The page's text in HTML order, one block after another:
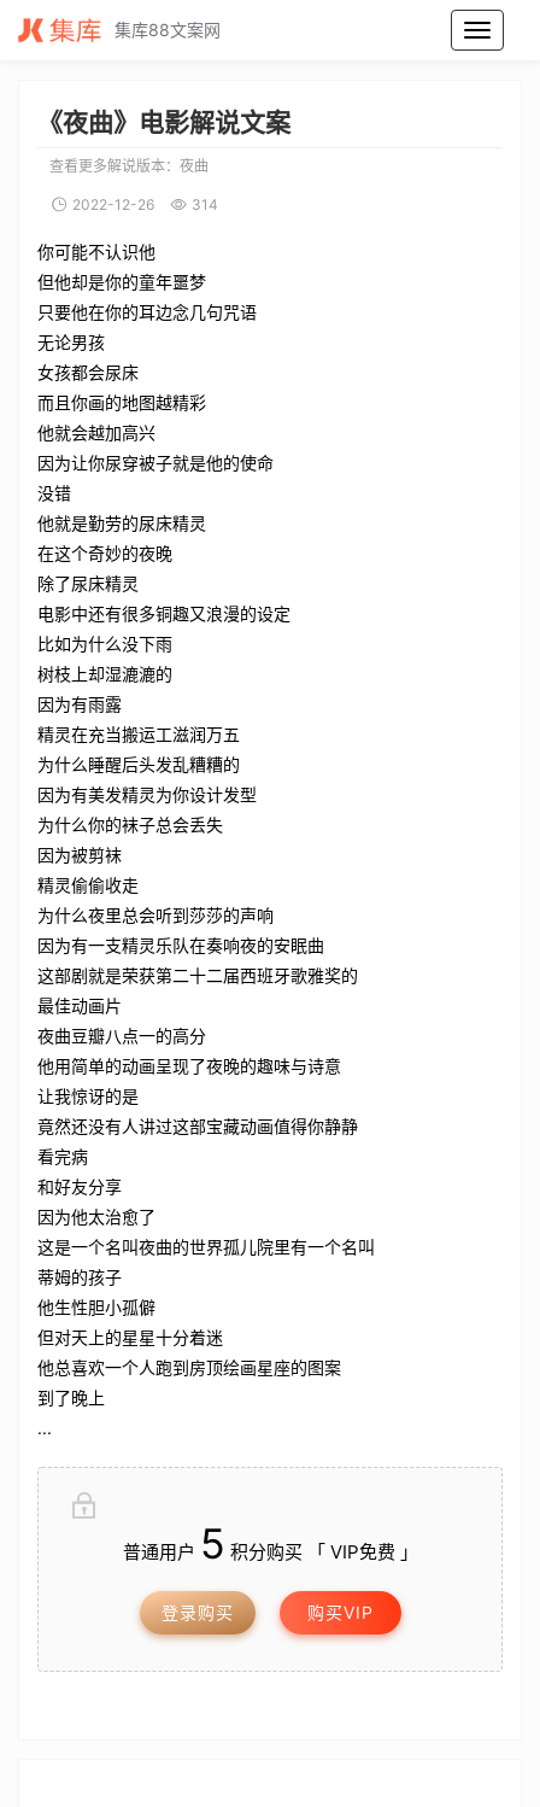
夜曲电影解说文案_夜曲电影解说词_夜曲电影解说稿
集库88文案网
《夜曲》电影解说文案
查看更多解说版本： 夜曲
2022-12-26 314
你可能不认识他
但他却是你的童年噩梦
只要他在你的耳边念几句咒语
无论男孩
女孩都会尿床
而且你画的地图越精彩
他就会越加高兴
因为让你尿穿被子就是他的使命
没错
他就是勤劳的尿床精灵
在这个奇妙的夜晚
除了尿床精灵
电影中还有很多铜趣又浪漫的设定
比如为什么没下雨
树枝上却湿漉漉的
因为有雨露
精灵在充当搬运工滋润万五
为什么睡醒后头发乱糟糟的
因为有美发精灵为你设计发型
为什么你的袜子总会丢失
因为被剪袜
精灵偷偷收走
为什么夜里总会听到莎莎的声响
因为有一支精灵乐队在奏响夜的安眠曲
这部剧就是荣获第二十二届西班牙歌雅奖的
最佳动画片
夜曲豆瓣八点一的高分
他用简单的动画呈现了夜晚的趣味与诗意
让我惊讶的是
竟然还没有人讲过这部宝藏动画值得你静静
看完病
和好友分享
因为他太治愈了
这是一个名叫夜曲的世界孤儿院里有一个名叫
蒂姆的孩子
他生性胆小孤僻
但对天上的星星十分着迷
他总喜欢一个人跑到房顶绘画星座的图案
到了晚上
...
普通用户 5 积分购买 「 VIP免费 」
登录购买 购买VIP